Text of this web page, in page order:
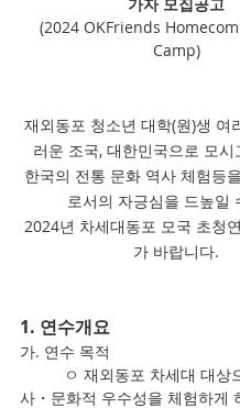
(2024 OKFriends
Camp)
재외동포 청소년 대학(원)생 여
러운 조국, 대한민국으로 모시
한국의 전통 문화 역사 체험등
로서의 자긍심을 드높일
2024년 차세대동포 모국 초청
가 바랍니다.
1. 연수개요
가. 연수 목적
사・문화적 우수성을 체험하게